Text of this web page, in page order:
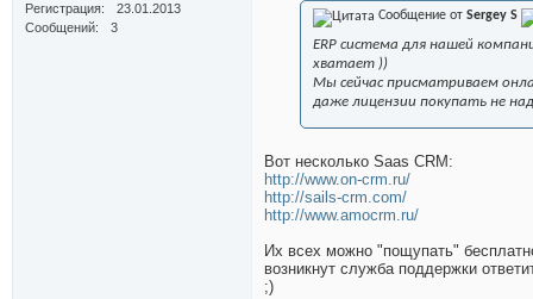
Регистрация
23.01.2013
Сообщений
3
Сообщение от Sergey S
ERP система для нашей
хватает ))
Мы сейчас присматриваем
даже лицензии покупать не
Вот несколько Saas CRM:
http://www.on-crm.ru/
http://sails-crm.com/
http://www.amocrm.ru/
Их всех можно "пощупать"
возникнут служба поддержки
;)